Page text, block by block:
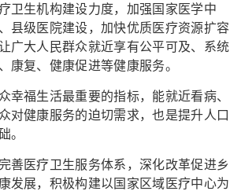
生机构建设力度，加强国家医学中
县级医院建设，加快优质医疗资源扩容
广大人民群众就近享有公平可及、系统
康复、健康促进等健康服务。
福生活最重要的指标，能就近看病、
对健康服务的迫切需求，也是提升人口
。
医疗卫生服务体系，深化改革促进乡
发展，积极构建以国家区域医疗中心为